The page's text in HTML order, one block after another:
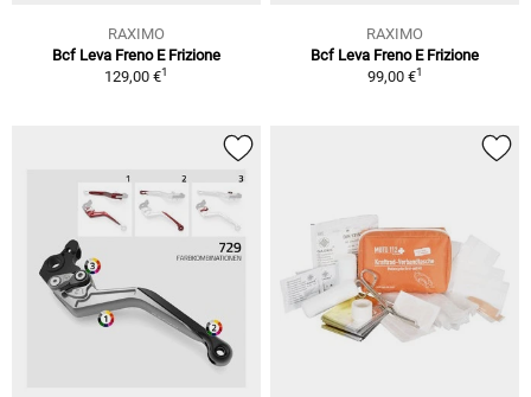
RAXIMO
Bcf Leva Freno E Frizione
129,00 €1
RAXIMO
Bcf Leva Freno E Frizione
99,00 €1